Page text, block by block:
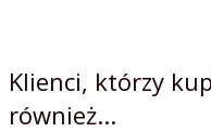
Klienci, którzy
również...